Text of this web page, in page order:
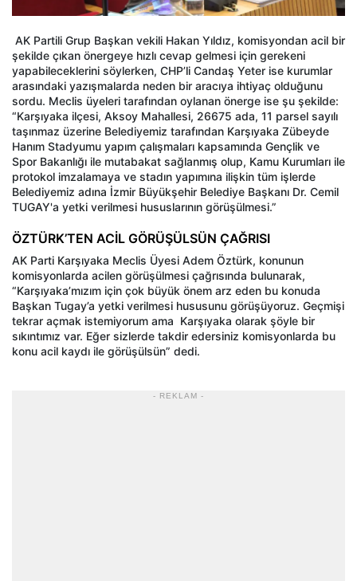
AK Partili Grup Başkan vekili Hakan Yıldız, komisyondan acil bir
şekilde çıkan önergeye hızlı cevap gelmesi için gerekeni
yapabileceklerini söylerken, CHP’li Candaş Yeter ise kurumlar
arasındaki yazışmalarda neden bir aracıya ihtiyaç olduğunu
sordu. Meclis üyeleri tarafından oylanan önerge ise şu şekilde:
“Karşıyaka ilçesi, Aksoy Mahallesi, 26675 ada, 11 parsel sayılı
taşınmaz üzerine Belediyemiz tarafından Karşıyaka Zübeyde
Hanım Stadyumu yapım çalışmaları kapsamında Gençlik ve
Spor Bakanlığı ile mutabakat sağlanmış olup, Kamu Kurumları ile
protokol imzalamaya ve stadın yapımına ilişkin tüm işlerde
Belediyemiz adına İzmir Büyükşehir Belediye Başkanı Dr. Cemil
TUGAY'a yetki verilmesi hususlarının görüşülmesi.”
ÖZTÜRK’TEN ACİL GÖRÜŞÜLSÜN ÇAĞRISI
AK Parti Karşıyaka Meclis Üyesi Adem Öztürk, konunun
komisyonlarda acilen görüşülmesi çağrısında bulunarak,
“Karşıyaka’mızım için çok büyük önem arz eden bu konuda
Başkan Tugay’a yetki verilmesi hususunu görüşüyoruz. Geçmişi
tekrar açmak istemiyorum ama Karşıyaka olarak şöyle bir
sıkıntımız var. Eğer sizlerde takdir edersiniz komisyonlarda bu
konu acil kaydı ile görüşülsün” dedi.
- REKLAM -